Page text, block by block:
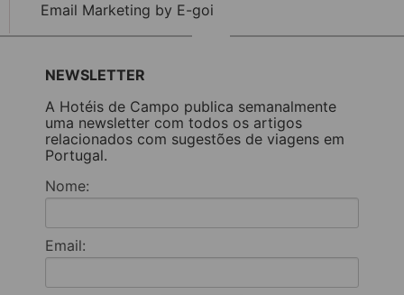
Email Marketing by E-goi
NEWSLETTER
A Hotéis de Campo publica semanalmente
uma newsletter com todos os artigos
relacionados com sugestões de viagens em
Portugal.
Nome:
Email: